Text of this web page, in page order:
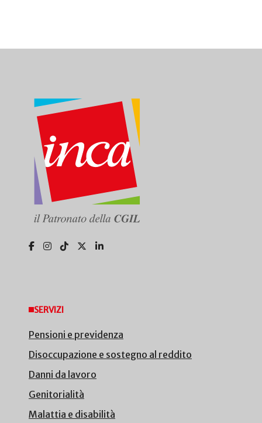
SERVIZI
Pensioni e previdenza
Disoccupazione e sostegno al reddito
Danni da lavoro
Genitorialità
Malattia e disabilità